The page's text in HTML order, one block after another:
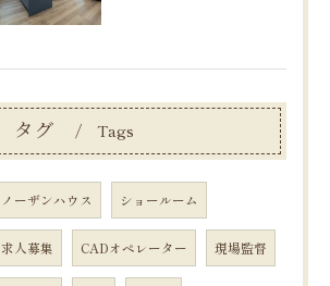
タグ Tags
ノーザンハウス ショールーム
求人募集 CADオペレーター 現場監督